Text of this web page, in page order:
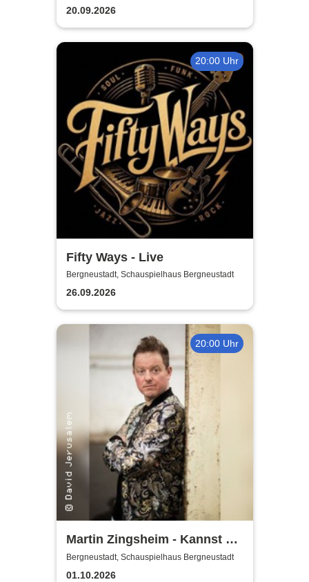
20.09.2026
20:00 Uhr
Fifty Ways - Live
Bergneustadt, Schauspielhaus Bergneustadt
26.09.2026
20:00 Uhr
Martin Zingsheim - Kannst Du
Dir Nicht Ausdenken
Bergneustadt, Schauspielhaus Bergneustadt
01.10.2026